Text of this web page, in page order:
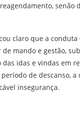
senão
claro que a conduta
mando e gestão,
das idas e vindas em
de descanso, a
insegurança.